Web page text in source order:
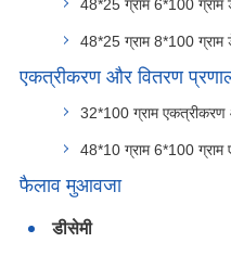
48*25 ग्राम 6*100 ग्राम
48*25 ग्राम 8*100 ग्राम
एकत्रीकरण और वितरण
32*100 ग्राम एकत्रीकरण
48*10 ग्राम 6*100
फैलाव मुआवजा
डीसेमी